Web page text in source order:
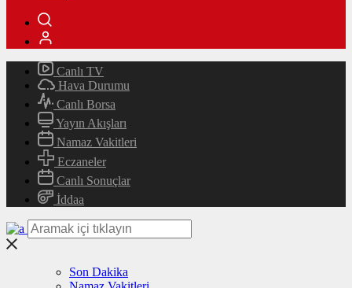
Canlı TV
Hava Durumu
Canlı Borsa
Yayın Akışları
Namaz Vakitleri
Eczaneler
Canlı Sonuçlar
İddaa
Son Dakika